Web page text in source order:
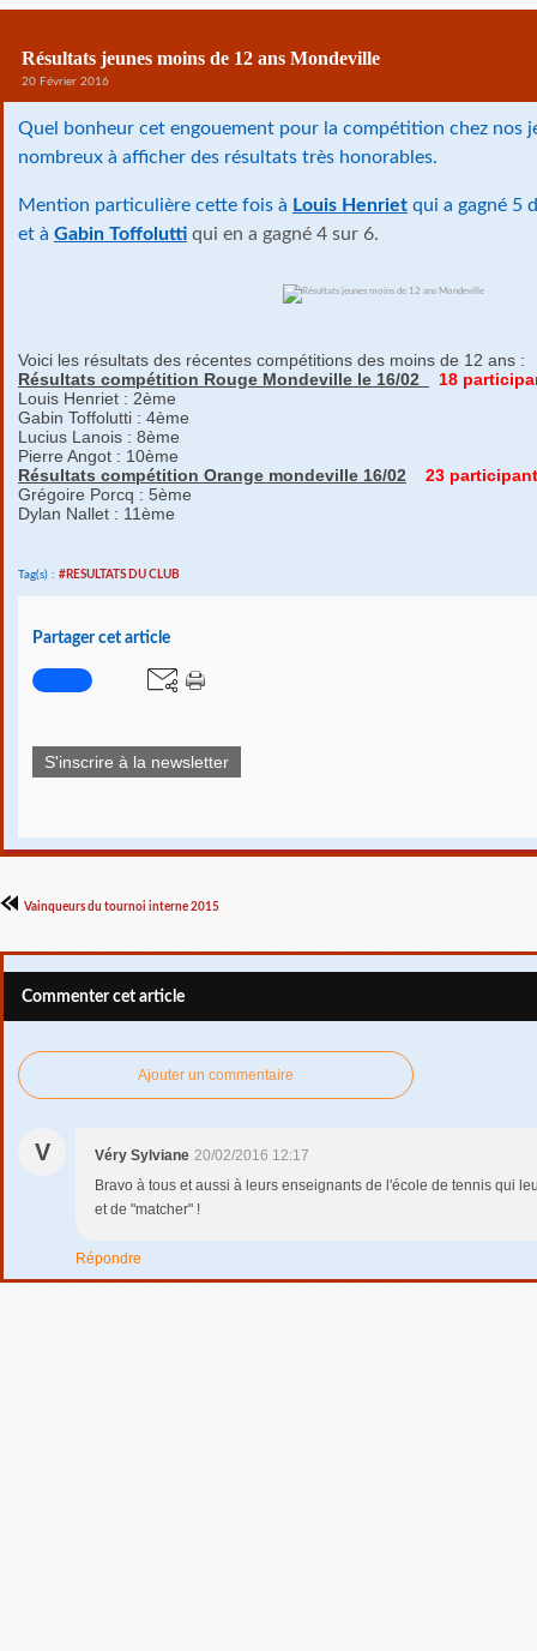
Résultats jeunes moins de 12 ans Mondeville
20 Février 2016
Quel bonheur cet engouement pour la compétition chez nos
nombreux à afficher des résultats très honorables.
Mention particulière cette fois à Louis Henriet qui a gagné 5
et à Gabin Toffolutti qui en a gagné 4 sur 6.
Voici les résultats des récentes compétitions des moins de 12 ans :
Résultats compétition Rouge Mondeville le 16/02
18
Louis Henriet : 2ème
Gabin Toffolutti : 4ème
Lucius Lanois : 8ème
Pierre Angot : 10ème
Résultats compétition Orange mondeville 16/02
23
Grégoire Porcq : 5ème
Dylan Nallet : 11ème
Tag(s) : #RESULTATS DU CLUB
Partager cet article
S'inscrire à la newsletter
Vainqueurs du tournoi interne 2015
Commenter cet article
Ajouter un commentaire
V Véry Sylviane 20/02/2016 12:17
Bravo à tous et aussi à leurs enseignants de l'école de tennis qui
et de "matcher" !
Répondre